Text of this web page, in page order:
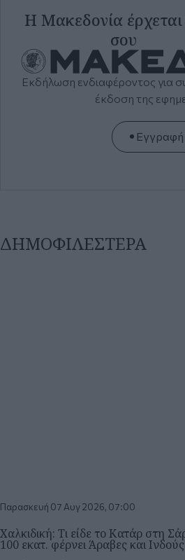
ΔΗΜΟΦΙΛΕΣΤΕΡΑ
ΕΛΛΑΔΑ
ΟΙΚΟΝΟΜΙΑ
Παρασκευή 07 Αυγ
Παρασκευή 07 Αυγ